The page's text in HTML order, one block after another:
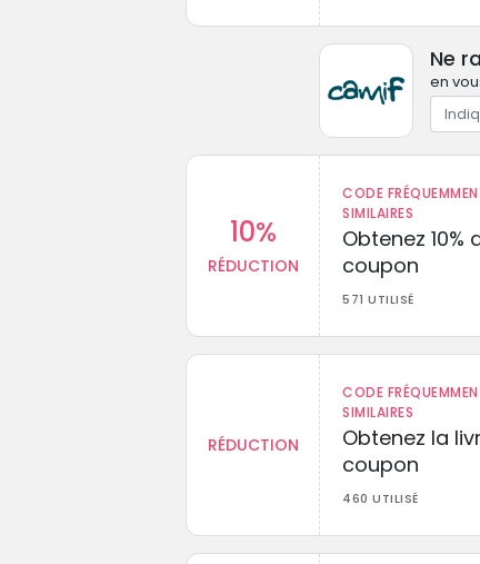
Ne
en
10%
RÉDUCTION
CODE
SIMILAIRES
Obtenez
coupon
571 UTILISÉ
RÉDUCTION
CODE
SIMILAIRES
Obtenez la
coupon
460 UTILISÉ